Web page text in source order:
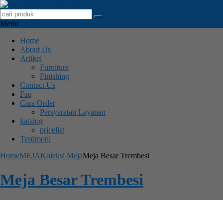
Menu
Home
About Us
Artikel
Furniture
Finishing
Contact Us
Faq
Cara Order
Persyaratan Layanan
katalog
pricelist
Testimoni
HomeMEJAKoleksi MejaMeja Besar Trembesi
Meja Besar Trembesi